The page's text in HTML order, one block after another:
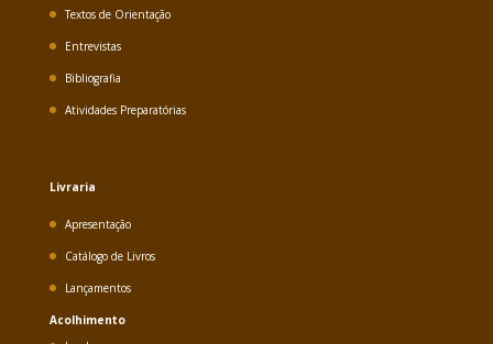
Textos de Orientação
Entrevistas
Bibliografia
Atividades Preparatórias
Livraria
Apresentação
Catálogo de Livros
Lançamentos
Acolhimento